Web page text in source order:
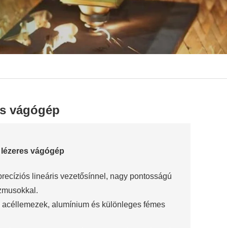
vágógép
vágógép
lineáris vezetősínnel, nagy pontosságú
alumínium és különleges fémes